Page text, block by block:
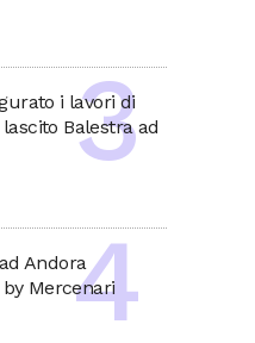
i lavori di
Balestra ad
Andora
by Mercenari